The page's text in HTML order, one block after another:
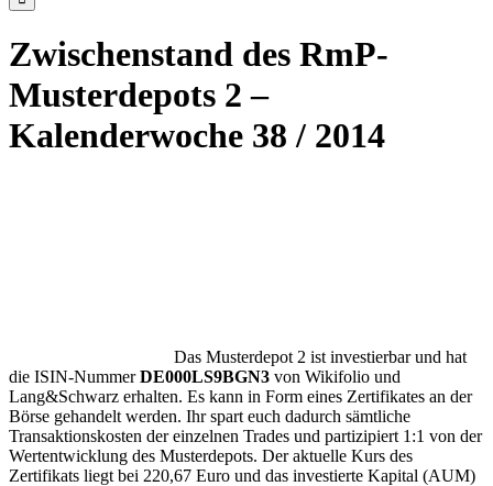
Zwischenstand des RmP-
Musterdepots 2 –
Kalenderwoche 38 / 2014
Das Musterdepot 2 ist investierbar und hat
die ISIN-NummerDE000LS9BGN3 von Wikifolio und
Lang&Schwarz erhalten. Es kann in Form eines Zertifikates an der
Börse gehandelt werden. Ihr spart euch dadurch sämtliche
Transaktionskosten der einzelnen Trades und partizipiert 1:1 von der
Wertentwicklung des Musterdepots. Der aktuelle Kurs des
Zertifikats liegt bei 220,67 Euro und das investierte Kapital (AUM)